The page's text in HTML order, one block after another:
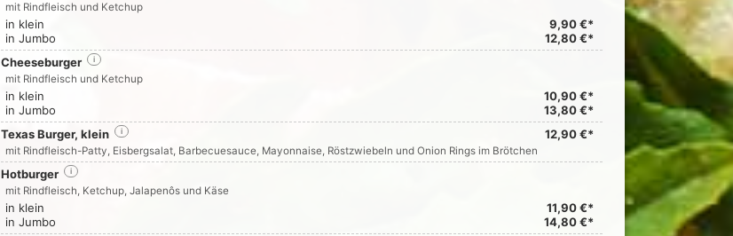
mit Rindfleisch und Ketchup
in klein
9,90 €*
in Jumbo
12,80 €*
Cheeseburger
i
mit Rindfleisch und Ketchup
in klein
10,90 €*
in Jumbo
13,80 €*
Texas Burger, klein
12,90 €*
i
mit Rindfleisch-Patty, Eisbergsalat, Barbecuesauce, Mayonnaise, Röstzwiebeln und Onion Rings im Brötchen
Hotburger i
mit Rindfleisch, Ketchup, Jalapenôs und Käse
in klein
11,90 €*
in Jumbo
14,80 €*